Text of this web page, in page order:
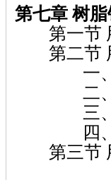
第七章 树
第一节
第二节
一、
二、
三、
四、
第三节